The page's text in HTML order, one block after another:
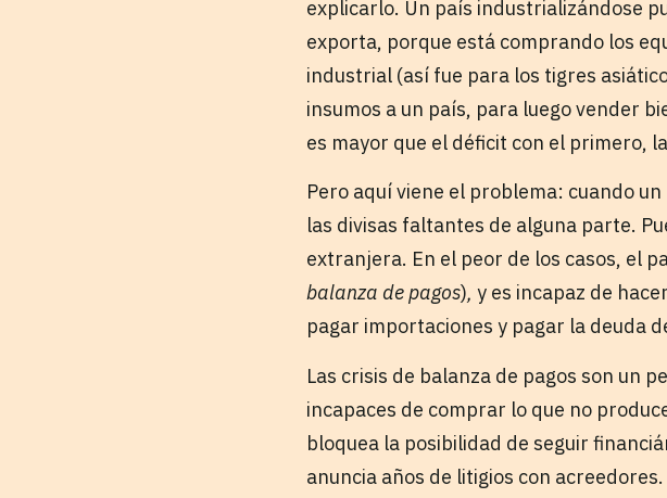
explicarlo. Un país industrializándose
exporta, porque está comprando los
industrial (así fue para los tigres
insumos a un país, para luego vender
es mayor que el déficit con el primero,
Pero aquí viene el problema: cuando
las divisas faltantes de alguna parte.
extranjera. En el peor de los casos, el
balanza de pagos), y es incapaz de
pagar importaciones y pagar la deuda
Las crisis de balanza de pagos son un
incapaces de comprar lo que no
bloquea la posibilidad de seguir
anuncia años de litigios con acreedores.